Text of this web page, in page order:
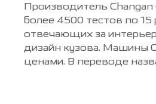
Производитель
более 4500 тестов по
отвечающих за
дизайн кузова. Машины
ценами. В переводе